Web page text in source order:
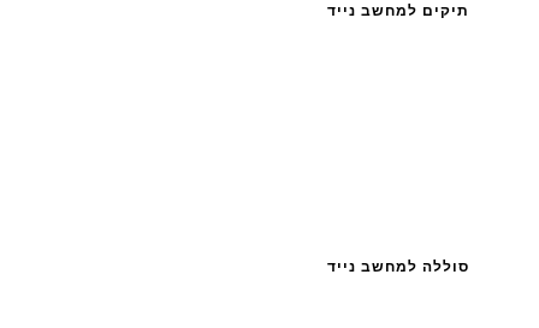
תיקים למחשב נייד
סוללה למחשב נייד